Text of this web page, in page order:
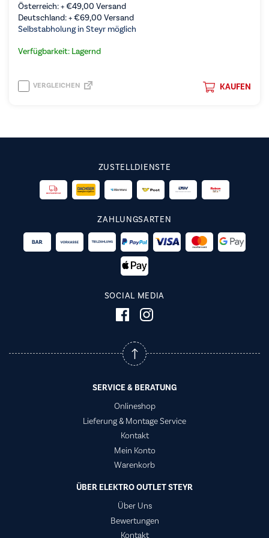
Österreich: +€49,00 Versand
Deutschland: +€69,00 Versand
Selbstabholung in Steyr möglich
Verfügbarkeit: Lagernd
KAUFEN
VERGLEICHEN
ZUSTELLDIENSTE
ZAHLUNGSARTEN
SOCIAL MEDIA
SERVICE & BERATUNG
Onlineshop
Lieferung & Montage Service
Kontakt
Mein Konto
Warenkorb
ÜBER ELEKTRO OUTLET STEYR
Über Uns
Bewertungen
Kontakt